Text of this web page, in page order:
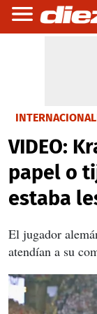
VIDEO:
papel o
estaba
El jugador
atendían a su